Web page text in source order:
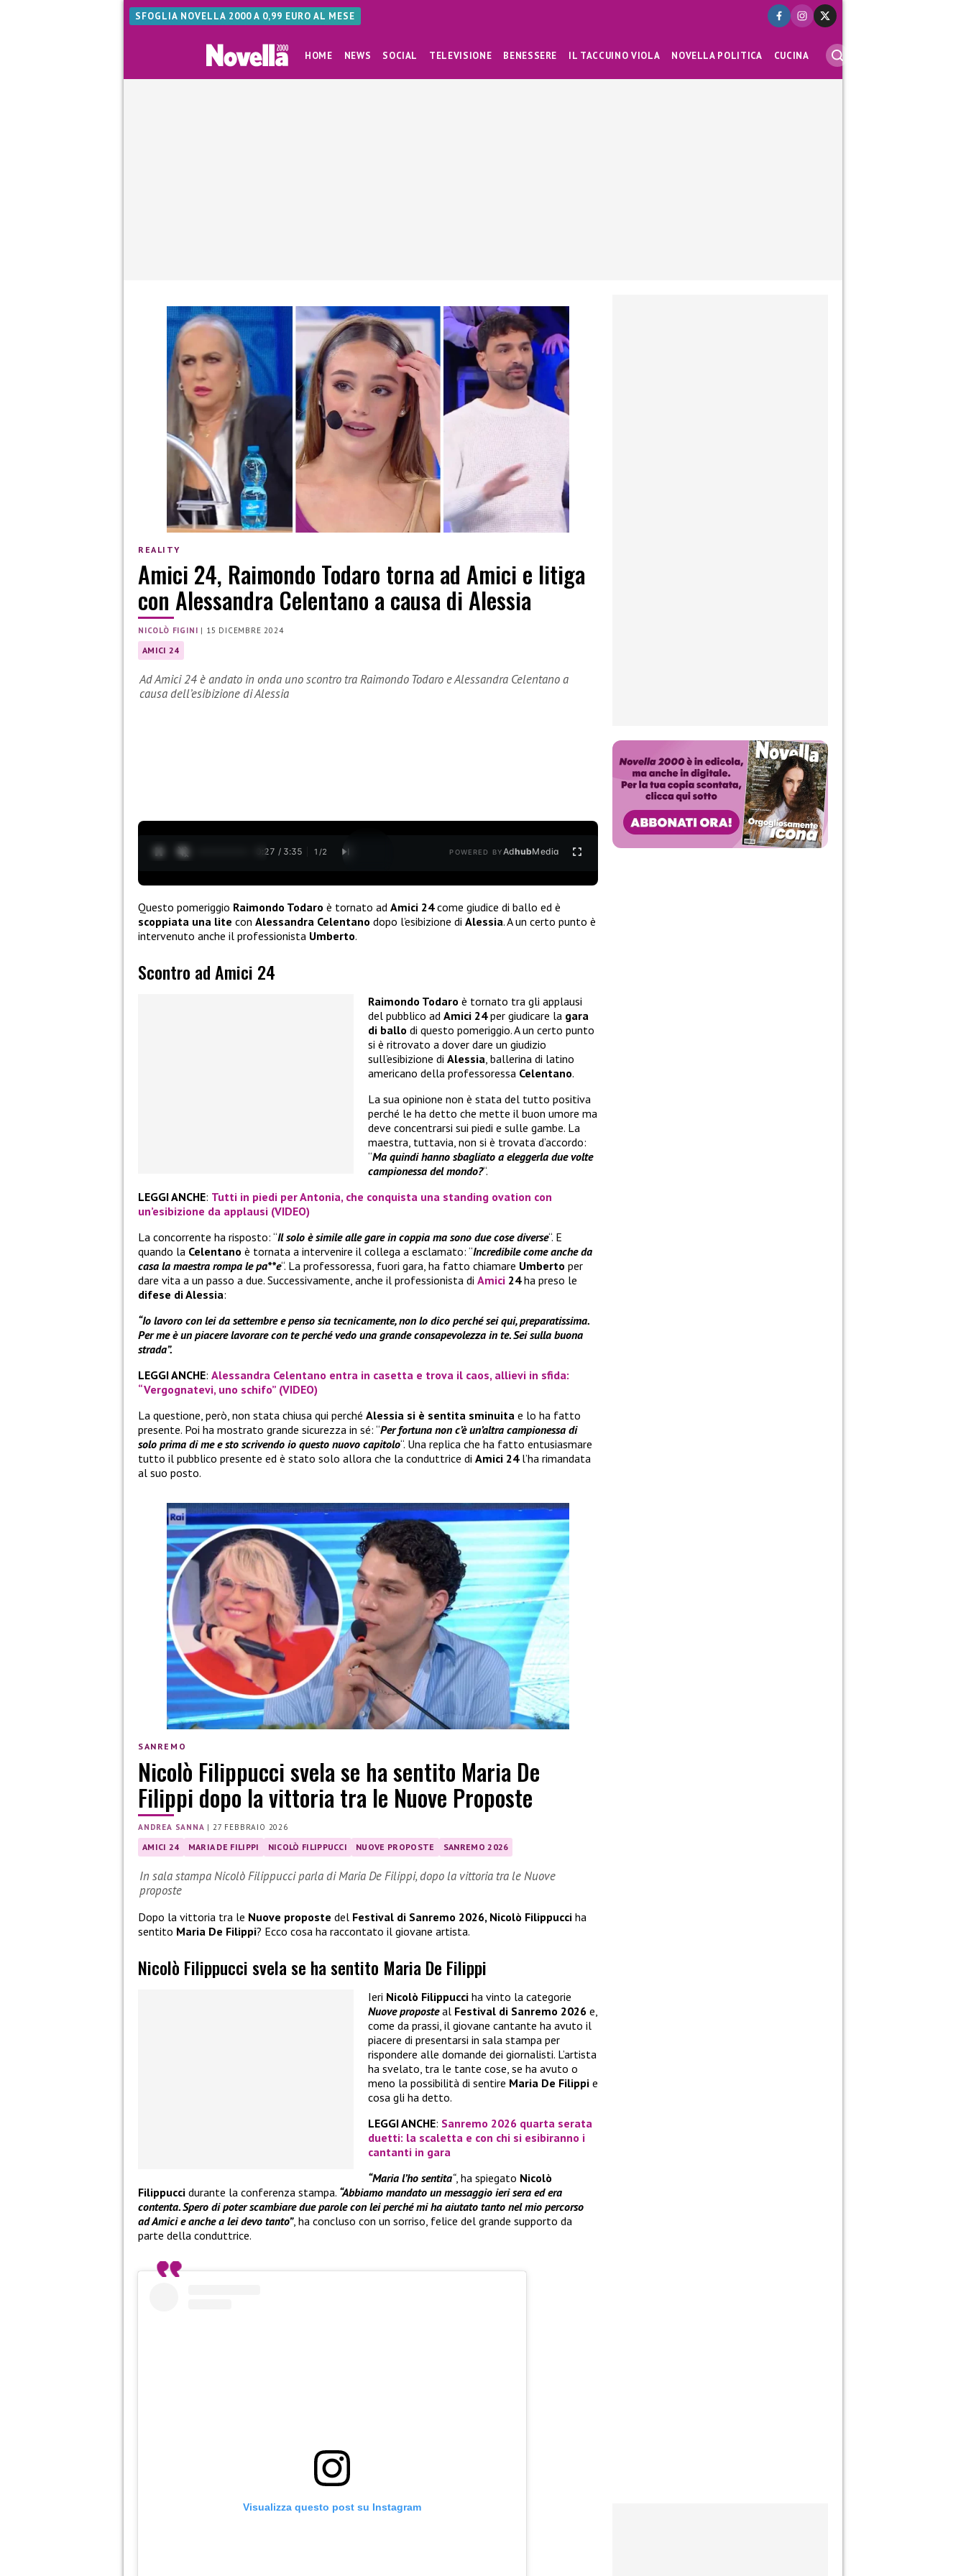
SFOGLIA NOVELLA 2000 A 0,99 EURO AL MESE
HOME NEWS SOCIAL TELEVISIONE BENESSERE IL TACCUINO VIOLA NOVELLA POLITICA CUCINA
REALITY
Amici 24, Raimondo Todaro torna ad Amici e litiga
con Alessandra Celentano a causa di Alessia
NICOLÒ FIGINI | 15 DICEMBRE 2024
AMICI 24
Ad Amici 24 è andato in onda uno scontro tra Raimondo Todaro e Alessandra Celentano a
causa dell’esibizione di Alessia
0:28 / 3:35 1 /2 POWERED BYAdhubMedia
Questo pomeriggio Raimondo Todaro è tornato ad Amici 24come giudice di ballo ed è
scoppiata una lite con Alessandra Celentano dopo l’esibizione di Alessia. A un certo punto è
intervenuto anche il professionista Umberto.
Scontro ad Amici 24
Raimondo Todaro è tornato tra gli applausi
del pubblico ad Amici 24per giudicare la gara
di ballo di questo pomeriggio. A un certo punto
si è ritrovato a dover dare un giudizio
sull’esibizione di Alessia, ballerina di latino
americano della professoressa Celentano.
La sua opinione non è stata del tutto positiva
perché le ha detto che mette il buon umore ma
deve concentrarsi sui piedi e sulle gambe. La
maestra, tuttavia, non si è trovata d’accordo:
“Ma quindi hanno sbagliato a eleggerla due volte
campionessa del mondo?“.
LEGGI ANCHE: Tutti in piedi per Antonia, che conquista una standing ovation con
un’esibizione da applausi (VIDEO)
La concorrente ha risposto: “Il solo è simile alle gare in coppia ma sono due cose diverse“. E
quando la Celentano è tornata a intervenire il collega a esclamato: “Incredibile come anche da
casa la maestra rompa le pa**e“. La professoressa, fuori gara, ha fatto chiamare Umberto per
dare vita a un passo a due. Successivamente, anche il professionista di Amici 24ha preso le
difese di Alessia:
“Io lavoro con lei da settembre e penso sia tecnicamente, non lo dico perché sei qui, preparatissima.
Per me è un piacere lavorare con te perché vedo una grande consapevolezza in te. Sei sulla buona
strada”.
LEGGI ANCHE: Alessandra Celentano entra in casetta e trova il caos, allievi in sfida:
“Vergognatevi, uno schifo” (VIDEO)
La questione, però, non stata chiusa qui perché Alessia si è sentita sminuita e lo ha fatto
presente. Poi ha mostrato grande sicurezza in sé: “Per fortuna non c’è un’altra campionessa di
solo prima di me e sto scrivendo io questo nuovo capitolo“. Una replica che ha fatto entusiasmare
tutto il pubblico presente ed è stato solo allora che la conduttrice di Amici 24 l’ha rimandata
al suo posto.
SANREMO
Nicolò Filippucci svela se ha sentito Maria De
Filippi dopo la vittoria tra le Nuove Proposte
ANDREA SANNA |27 FEBBRAIO 2026
AMICI 24 MARIA DE FILIPPI NICOLÒ FILIPPUCCI NUOVE PROPOSTE SANREMO 2026
In sala stampa Nicolò Filippucci parla di Maria De Filippi, dopo la vittoria tra le Nuove
proposte
Dopo la vittoria tra le Nuove proposte del Festival di Sanremo 2026, Nicolò Filippucci ha
sentito Maria De Filippi? Ecco cosa ha raccontato il giovane artista.
Nicolò Filippucci svela se ha sentito Maria De Filippi
Ieri Nicolò Filippucci ha vinto la categorie
Nuove proposteal Festival di Sanremo 2026 e,
come da prassi, il giovane cantante ha avuto il
piacere di presentarsi in sala stampa per
rispondere alle domande dei giornalisti. L’artista
ha svelato, tra le tante cose, se ha avuto o
meno la possibilità di sentire Maria De Filippi e
cosa gli ha detto.
LEGGI ANCHE: Sanremo 2026 quarta serata
duetti: la scaletta e con chi si esibiranno i
cantanti in gara
“Maria l’ho sentita“, ha spiegato Nicolò
Filippucci durante la conferenza stampa. “Abbiamo mandato un messaggio ieri sera ed era
contenta. Spero di poter scambiare due parole con lei perché mi ha aiutato tanto nel mio percorso
ad Amici e anche a lei devo tanto”, ha concluso con un sorriso, felice del grande supporto da
parte della conduttrice.
Visualizza questo post su Instagram